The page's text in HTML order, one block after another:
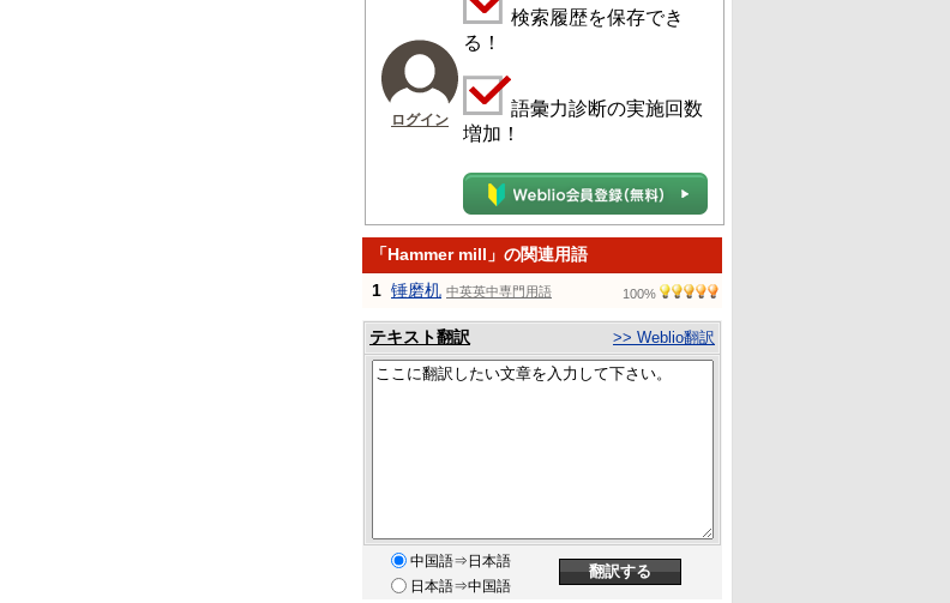
ログイン
検索履歴を保存でき
る！
語彙力診断の実施回数
増加！
「Hammer mill」の関連用語
1 锤磨机 中英英中専門用語 100%
テキスト翻訳 >> Weblio翻訳
中国語⇒日本語
日本語⇒中国語